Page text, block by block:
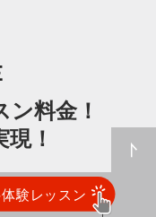
料金！
！
円から!